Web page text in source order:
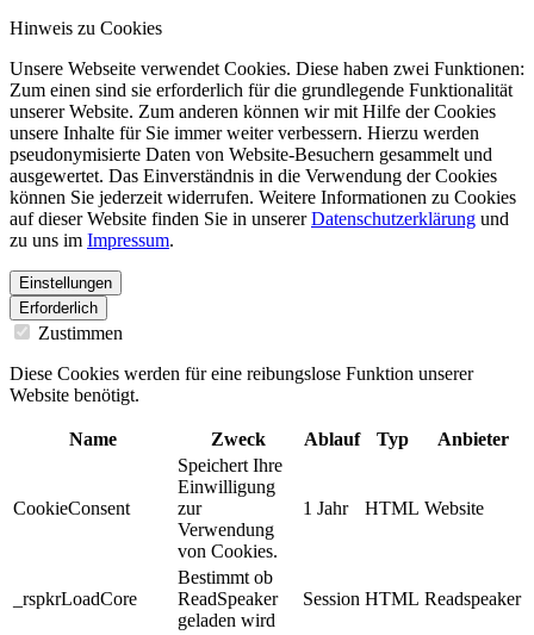
Hinweis zu Cookies
Unsere Webseite verwendet Cookies. Diese haben zwei Funktionen:
Zum einen sind sie erforderlich für die grundlegende Funktionalität
unserer Website. Zum anderen können wir mit Hilfe der Cookies
unsere Inhalte für Sie immer weiter verbessern. Hierzu werden
pseudonymisierte Daten von Website-Besuchern gesammelt und
ausgewertet. Das Einverständnis in die Verwendung der Cookies
können Sie jederzeit widerrufen. Weitere Informationen zu Cookies
auf dieser Website finden Sie in unsererDatenschutzerklärung und
zu uns im Impressum.
Einstellungen
Erforderlich
Zustimmen
Diese Cookies werden für eine reibungslose Funktion unserer
Website benötigt.
Name Zweck Ablauf Typ Anbieter
CookieConsent
Speichert Ihre
Einwilligung
zur
Verwendung
von Cookies.
1 Jahr HTML Website
_rspkrLoadCore
Bestimmt ob
ReadSpeaker
geladen wird
Session HTML Readspeaker